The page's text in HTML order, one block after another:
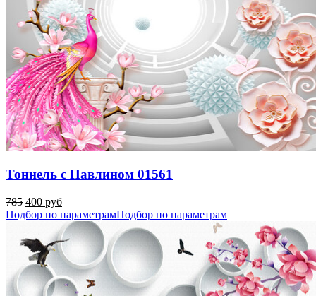
Тоннель с Павлином 01561
785 400 руб
Подбор по параметрамПодбор по параметрам